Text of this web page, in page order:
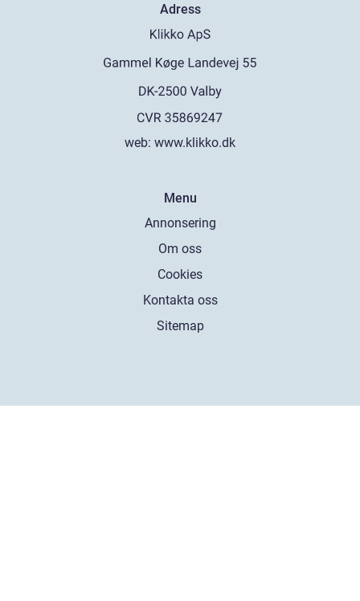
Adress
web: www.klikko.dk
Menu
Annonsering
Om oss
Cookies
Kontakta oss
Sitemap